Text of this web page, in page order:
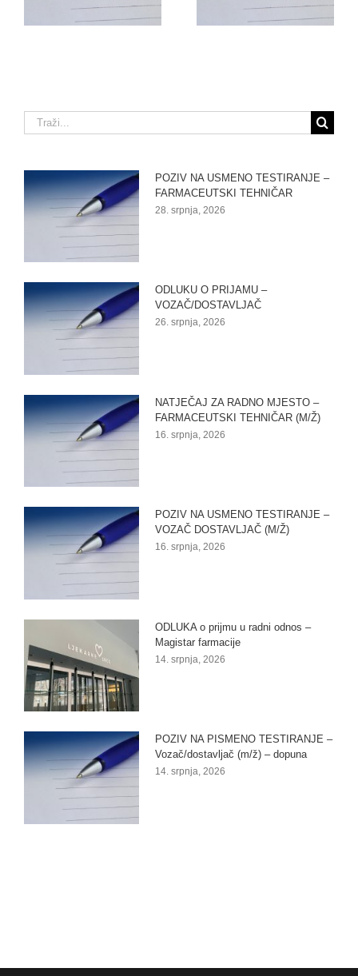
VOZAČ/DOSTAVLJAČ
TEHNIČAR (M/Ž)
Traži...
POZIV NA USMENO TESTIRANJE –
FARMACEUTSKI TEHNIČAR
28. srpnja, 2026
ODLUKU O PRIJAMU –
VOZAČ/DOSTAVLJAČ
26. srpnja, 2026
NATJEČAJ ZA RADNO MJESTO –
FARMACEUTSKI TEHNIČAR (M/Ž)
16. srpnja, 2026
POZIV NA USMENO TESTIRANJE –
VOZAČ DOSTAVLJAČ (M/Ž)
16. srpnja, 2026
ODLUKA o prijmu u radni odnos –
Magistar farmacije
14. srpnja, 2026
POZIV NA PISMENO TESTIRANJE –
Vozač/dostavljač (m/ž) – dopuna
14. srpnja, 2026